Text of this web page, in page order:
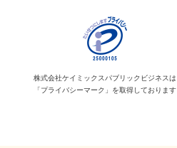
株式会社ケイミックス パブリックビジネスは
「プライバシーマーク」を取得しております